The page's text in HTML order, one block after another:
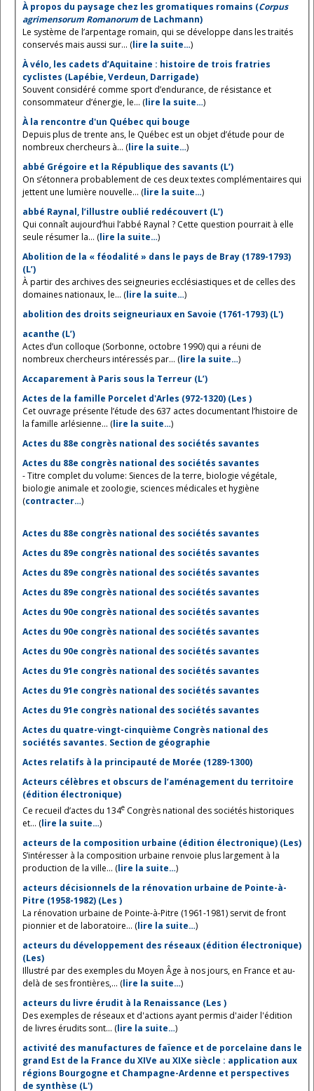
À propos du paysage chez les gromatiques romains (Corpus
agrimensorum Romanorum de Lachmann)
Le système de l’arpentage romain, qui se développe dans les traités
conservés mais aussi sur... (lire la suite…)
À vélo, les cadets d’Aquitaine : histoire de trois fratries
cyclistes (Lapébie, Verdeun, Darrigade)
Souvent considéré comme sport d’endurance, de résistance et
consommateur d’énergie, le... (lire la suite…)
À la rencontre d'un Québec qui bouge
Depuis plus de trente ans, le Québec est un objet d’étude pour de
nombreux chercheurs à... (lire la suite…)
abbé Grégoire et la République des savants (L’)
On s’étonnera probablement de ces deux textes complémentaires qui
jettent une lumière nouvelle... (lire la suite…)
abbé Raynal, l’illustre oublié redécouvert (L’)
Qui connaît aujourd’hui l’abbé Raynal ? Cette question pourrait à elle
seule résumer la... (lire la suite…)
Abolition de la « féodalité » dans le pays de Bray (1789-1793)
(L’)
À partir des archives des seigneuries ecclésiastiques et de celles des
domaines nationaux, le... (lire la suite…)
abolition des droits seigneuriaux en Savoie (1761-1793) (L')
acanthe (L’)
Actes d’un colloque (Sorbonne, octobre 1990) qui a réuni de
nombreux chercheurs intéressés par... (lire la suite…)
Accaparement à Paris sous la Terreur (L’)
Actes de la famille Porcelet d'Arles (972-1320) (Les )
Cet ouvrage présente l’étude des 637 actes documentant l’histoire de
la famille arlésienne... (lire la suite…)
Actes du 88e congrès national des sociétés savantes
Actes du 88e congrès national des sociétés savantes
- Titre complet du volume: Siences de la terre, biologie végétale,
biologie animale et zoologie, sciences médicales et hygiène
(contracter…)
Actes du 88e congrès national des sociétés savantes
Actes du 89e congrès national des sociétés savantes
Actes du 89e congrès national des sociétés savantes
Actes du 89e congrès national des sociétés savantes
Actes du 90e congrès national des sociétés savantes
Actes du 90e congrès national des sociétés savantes
Actes du 90e congrès national des sociétés savantes
Actes du 91e congrès national des sociétés savantes
Actes du 91e congrès national des sociétés savantes
Actes du 91e congrès national des sociétés savantes
Actes du quatre-vingt-cinquième Congrès national des
sociétés savantes. Section de géographie
Actes relatifs à la principauté de Morée (1289-1300)
Acteurs célèbres et obscurs de l’aménagement du territoire
(édition électronique)
Ce recueil d’actes du 134e Congrès national des sociétés historiques
et... (lire la suite…)
acteurs de la composition urbaine (édition électronique) (Les)
S’intéresser à la composition urbaine renvoie plus largement à la
production de la ville... (lire la suite…)
acteurs décisionnels de la rénovation urbaine de Pointe-à-
Pitre (1958-1982) (Les )
La rénovation urbaine de Pointe-à-Pitre (1961-1981) servit de front
pionnier et de laboratoire... (lire la suite…)
acteurs du développement des réseaux (édition électronique)
(Les)
Illustré par des exemples du Moyen Âge à nos jours, en France et au-
delà de ses frontières,... (lire la suite…)
acteurs du livre érudit à la Renaissance (Les )
Des exemples de réseaux et d'actions ayant permis d'aider l'édition
de livres érudits sont... (lire la suite…)
activité des manufactures de faïence et de porcelaine dans le
grand Est de la France du XIVe au XIXe siècle : application aux
régions Bourgogne et Champagne-Ardenne et perspectives
de synthèse (L')